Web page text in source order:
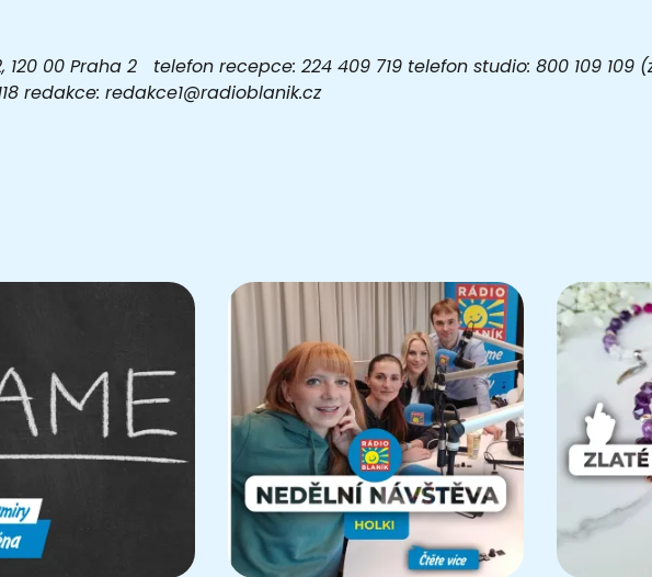
120 00 Praha 2 telefon recepce: 224 409 719 telefon studio: 800 109
118 redakce: redakce1@radioblanik.cz